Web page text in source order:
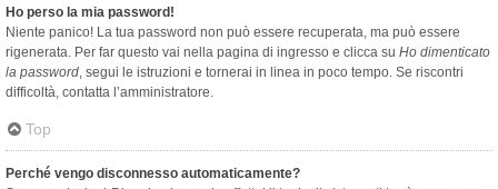
Ho perso la mia password!
Niente panico! La tua password non può essere recuperata, ma può essere
rigenerata. Per far questo vai nella pagina di ingresso e clicca su Ho dimenticato
la password, segui le istruzioni e tornerai in linea in poco tempo. Se riscontri
difficoltà, contatta l’amministratore.
Top
Perché vengo disconnesso automaticamente?